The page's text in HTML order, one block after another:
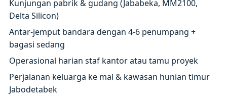
Kunjungan pabrik & gudang (Jababeka, MM2100,
Delta Silicon)
Antar-jemput bandara dengan 4-6 penumpang +
bagasi sedang
Operasional harian staf kantor atau tamu proyek
Perjalanan keluarga ke mal & kawasan hunian timur
Jabodetabek